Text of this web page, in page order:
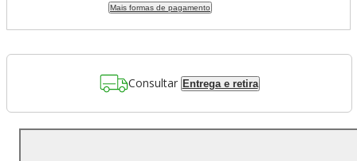
Mais formas de pagamento
Consultar Entrega e retira